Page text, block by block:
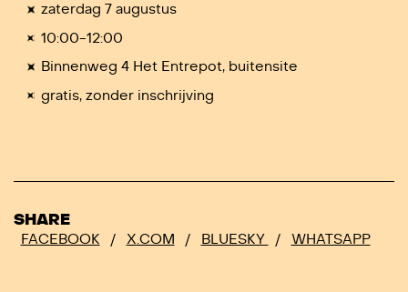
zaterdag 7 augustus
10:00-12:00
Binnenweg 4 Het Entrepot, buitensite
gratis, zonder inschrijving
SHARE
FACEBOOK / X.COM / BLUESKY / WHATSAPP